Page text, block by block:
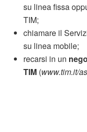
su linea fissa
TIM;
chiamare il
su linea mobile;
recarsi in un
TIM (www.tim.it/